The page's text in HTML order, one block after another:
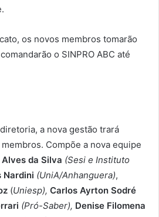
os novos membros tomarão
o SINPRO ABC até
a nova gestão trará
Compõe a nova equipe
da Silva (Sesi e Instituto
Nardini (UniA/Anhanguera),
(Uniesp), Carlos Ayrton Sodré
(Pró-Saber), Denise Filomena